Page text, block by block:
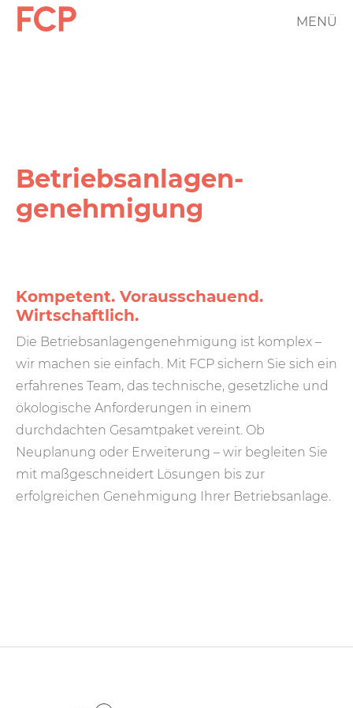
Direkt
zumFCP
MENÜ
Betriebs­anlagen­
genehmigung
Kompetent. Vorausschauend.
Wirtschaftlich.
Die Betriebsanlagengenehmigung ist komplex –
wir machen sie einfach. Mit FCP sichern Sie sich ein
erfahrenes Team, das technische, gesetzliche und
ökologische Anforderungen in einem
durchdachten Gesamtpaket vereint. Ob
Neuplanung oder Erweiterung – wir begleiten Sie
mit maßgeschneidert Lösungen bis zur
erfolgreichen Genehmigung Ihrer Betriebsanlage.